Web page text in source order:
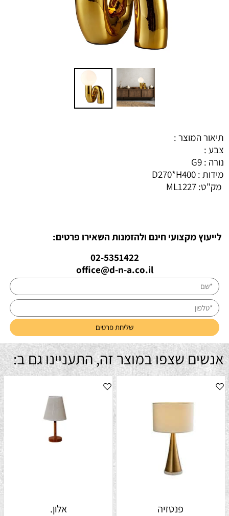
תיאור המוצר :
צבע :
נורה : G9
מידות : D270*H400
מק"ט: ML1227
לייעוץ מקצועי חינם ולהזמנות השאירו פרטים:
02-5351422
office@d-n-a.co.il
אנשים שצפו במוצר זה, התעניינו גם ב:
פנטזיה אלון.